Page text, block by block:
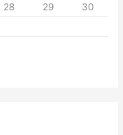
28 29
30